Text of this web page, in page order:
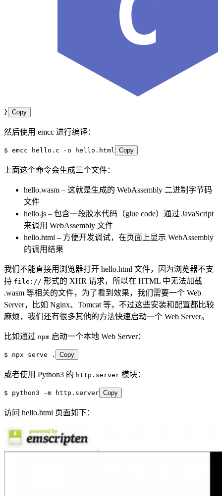
} Copy
然后使用 emcc 进行编译：
$ emcc hello.c -o hello.html Copy
上面这个命令会生成三个文件：
hello.wasm – 这就是生成的 WebAssembly 二进制字节码
文件
hello.js – 包含一段胶水代码（glue code）通过 JavaScript
来调用 WebAssembly 文件
hello.html – 方便开发调试，在页面上显示 WebAssembly
的调用结果
我们不能直接用浏览器打开 hello.html 文件，因为浏览器不支
持 file:// 形式的 XHR 请求，所以在 HTML 中无法加载
.wasm 等相关的文件，为了看到效果，我们需要一个 Web
Server，比如 Nginx、Tomcat 等，不过这些安装和配置都比较
麻烦，我们还有很多其他的方法快速启动一个 Web Server。
比如通过 npm 启动一个本地 Web Server：
$ npx serve . Copy
或者使用 Python3 的 http.server 模块：
$ python3 -m http.server Copy
访问 hello.html 页面如下：